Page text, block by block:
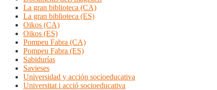
La gran biblioteca (CA)
La gran biblioteca (ES)
Oikos (CA)
Oikos (ES)
Pompeu Fabra (CA)
Pompeu Fabra (ES)
Sabidurías
Savieses
Universidad y acción socioeducativa
Universitat i acció socioeducativa